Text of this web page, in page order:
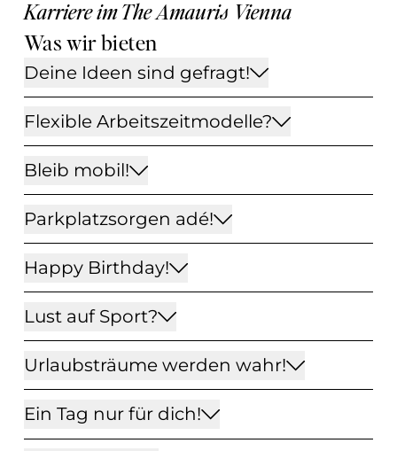
Karriere im The Amauris Vienna
Was wir bieten
Deine Ideen sind gefragt!
Flexible Arbeitszeitmodelle?
Bleib mobil!
Parkplatzsorgen adé!
Happy Birthday!
Lust auf Sport?
Urlaubsträume werden wahr!
Ein Tag nur für dich!